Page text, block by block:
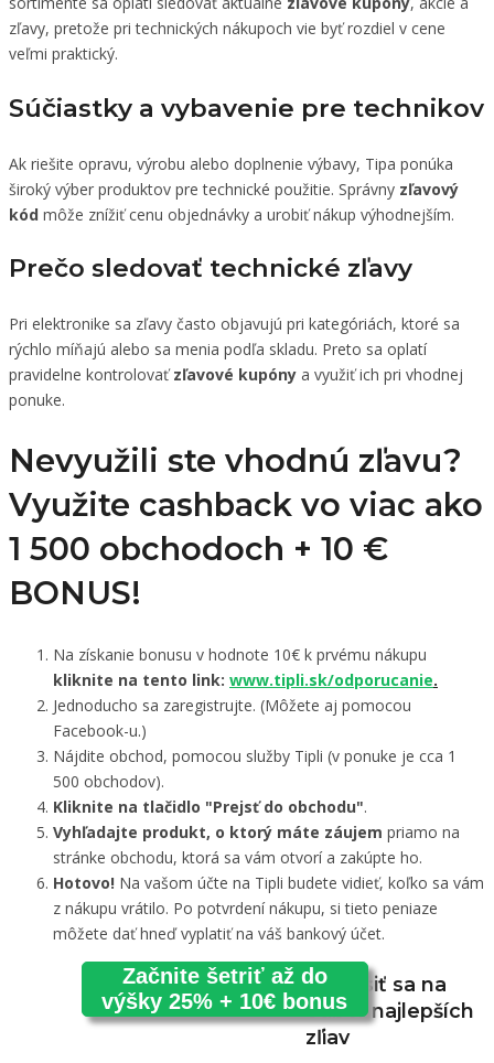
zľavy, pretože pri technických nákupoch vie byť rozdiel v cene
veľmi praktický.
Súčiastky a vybavenie pre technikov
Ak riešite opravu, výrobu alebo doplnenie výbavy, Tipa ponúka
široký výber produktov pre technické použitie. Správny zľavový
kód môže znížiť cenu objednávky a urobiť nákup výhodnejším.
Prečo sledovať technické zľavy
Pri elektronike sa zľavy často objavujú pri kategóriách, ktoré sa
rýchlo míňajú alebo sa menia podľa skladu. Preto sa oplatí
pravidelne kontrolovaťzľavové kupóny a využiť ich pri vhodnej
ponuke.
Nevyužili ste vhodnú zľavu?
Využite cashback vo viac ako
1 500 obchodoch + 10 €
BONUS!
Na získanie bonusu v hodnote 10€ k prvému nákupu
kliknite na tento link: www.tipli.sk/odporucanie.
Jednoducho sa zaregistrujte. (Môžete aj pomocou
Facebook-u.)
Nájdite obchod, pomocou služby Tipli (v ponuke je cca 1
500 obchodov).
Kliknite na tlačidlo "Prejsť do obchodu".
Vyhľadajte produkt, o ktorý máte záujem priamo na
stránke obchodu, ktorá sa vám otvorí a zakúpte ho.
Hotovo! Na vašom účte na Tipli budete vidieť, koľko sa vám
z nákupu vrátilo. Po potvrdení nákupu, si tieto peniaze
môžete dať hneď vyplatiť na váš bankový účet.
Začnite šetriť až do
výšky 25% + 10€ bonus
Prihlásiť sa na
odber najlepších
zľiav